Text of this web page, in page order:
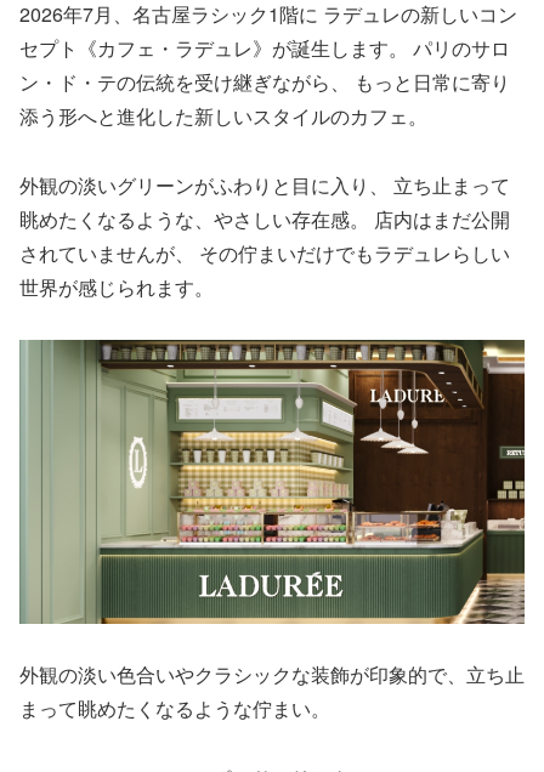
2026年7月、名古屋ラシック1階に ラデュレの新しいコン
セプト《カフェ・ラデュレ》が誕生します。 パリのサロ
ン・ド・テの伝統を受け継ぎながら、 もっと日常に寄り
添う形へと進化した新しいスタイルのカフェ。
外観の淡いグリーンがふわりと目に入り、 立ち止まって
眺めたくなるような、やさしい存在感。 店内はまだ公開
されていませんが、 その佇まいだけでもラデュレらしい
世界が感じられます。
外観の淡い色合いやクラシックな装飾が印象的で、立ち止
まって眺めたくなるような佇まい。